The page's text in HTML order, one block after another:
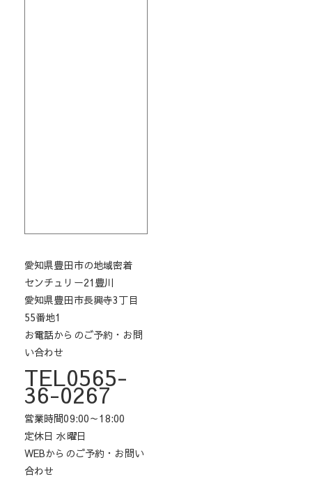
愛知県豊田市の地域密着
センチュリー21豊川
愛知県豊田市長興寺3丁目
55番地1
お電話からのご予約・お問
い合わせ
TEL0565-
36-0267
営業時間09:00～18:00
定休日 水曜日
WEBからのご予約・お問い
合わせ